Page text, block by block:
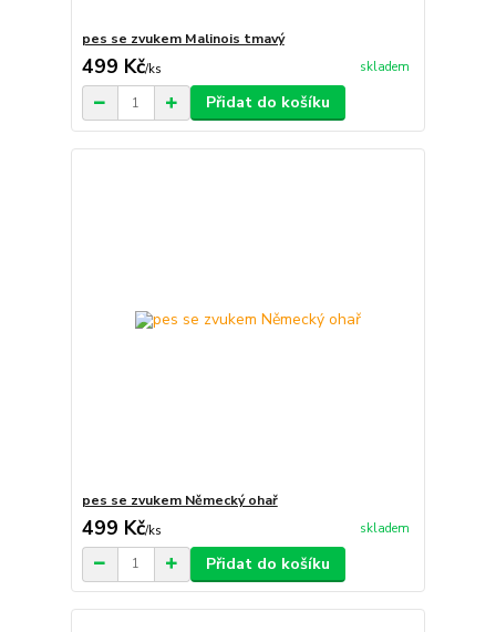
pes se zvukem Malinois tmavý
499 Kč/ks skladem
Přidat do košíku
pes se zvukem Německý ohař
499 Kč/ks skladem
Přidat do košíku